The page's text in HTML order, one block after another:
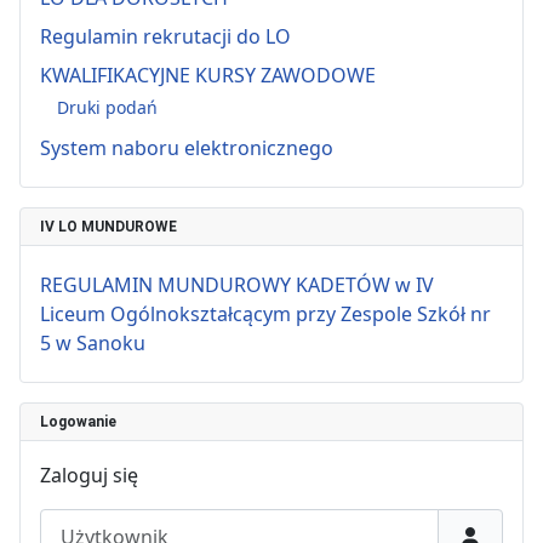
Regulamin rekrutacji do LO
KWALIFIKACYJNE KURSY ZAWODOWE
Druki podań
System naboru elektronicznego
IV LO MUNDUROWE
REGULAMIN MUNDUROWY KADETÓW w IV
Liceum Ogólnokształcącym przy Zespole Szkół nr
5 w Sanoku
Logowanie
Zaloguj się